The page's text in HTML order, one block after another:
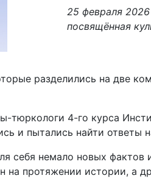
25 февраля
посвящённая
разделились на две
тюркологи 4-го курса
и пытались найти
себя немало новых
протяжении истории, а